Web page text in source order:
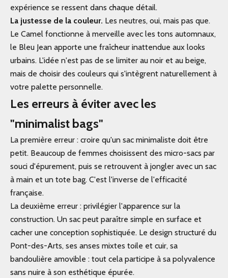
expérience se ressent dans chaque détail.
La justesse de la couleur. Les neutres, oui, mais pas que.
Le Camel fonctionne à merveille avec les tons automnaux,
le Bleu Jean apporte une fraîcheur inattendue aux looks
urbains. L'idée n'est pas de se limiter au noir et au beige,
mais de choisir des couleurs qui s'intègrent naturellement à
votre palette personnelle.
Les erreurs à éviter avec les
"minimalist bags"
La première erreur : croire qu'un sac minimaliste doit être
petit. Beaucoup de femmes choisissent des micro-sacs par
souci d'épurement, puis se retrouvent à jongler avec un sac
à main et un tote bag. C'est l'inverse de l'efficacité
française.
La deuxième erreur : privilégier l'apparence sur la
construction. Un sac peut paraître simple en surface et
cacher une conception sophistiquée. Le design structuré du
Pont-des-Arts, ses anses mixtes toile et cuir, sa
bandoulière amovible : tout cela participe à sa polyvalence
sans nuire à son esthétique épurée.